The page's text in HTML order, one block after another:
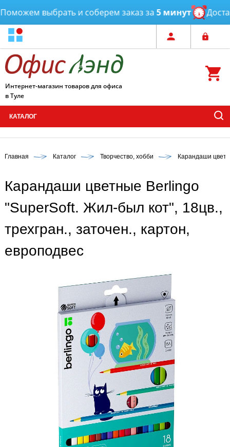
выбрать и соберем заказ за5 минут
Интернет-магазин товаров для офиса
в Туле
КАТАЛОГ
Главная Каталог Творчество, хобби Карандаши
Карандаши цветные Berlingo
"SuperSoft. Жил-был кот", 18цв.,
трехгран., заточен., картон,
европодвес